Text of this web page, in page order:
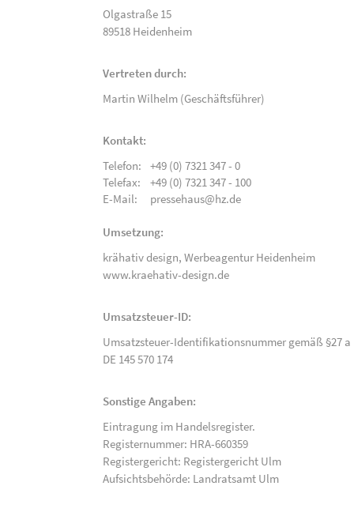
Olgastraße 15
89518 Heidenheim
Vertreten durch:
Martin Wilhelm (Geschäftsführer)
Kontakt:
Telefon:
+49 (0) 7321 347 - 0
Telefax:
+49 (0) 7321 347 - 100
E-Mail:
pressehaus@hz.de
Umsetzung:
krähativ design, Werbeagentur Heidenheim
www.kraehativ-design.de
Umsatzsteuer-ID:
Umsatzsteuer-Identifikationsnummer gemäß §27 a
DE 145 570 174
Sonstige Angaben:
Eintragung im Handelsregister.
Registernummer: HRA-660359
Registergericht: Registergericht Ulm
Aufsichtsbehörde: Landratsamt Ulm